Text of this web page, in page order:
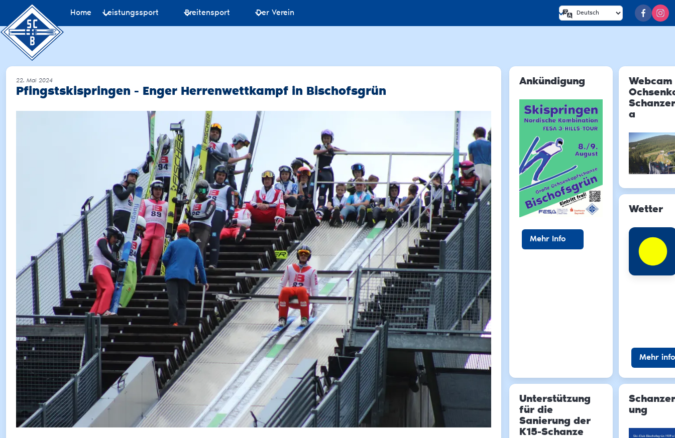
Home Leistungssport Breitensport Der Verein
22. Mai 2024
Pfingstskispringen - Enger Herrenwettkampf in Bischofsgrün
Ankündigung
Mehr Info
Webcam
a
Wetter
Mehr info
Unterstützung
für die
Sanierung der
K15-Schanze
ung